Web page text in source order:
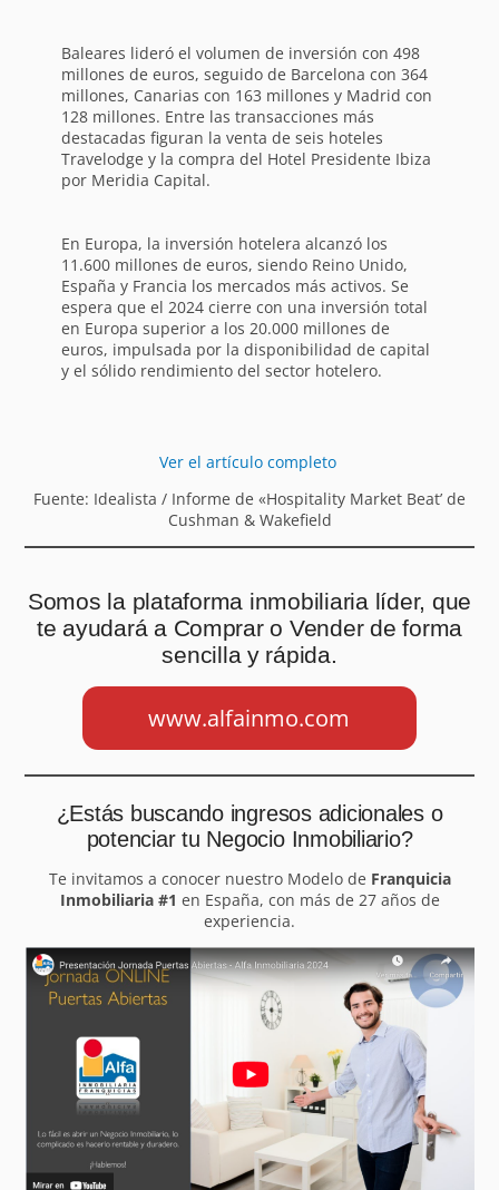
Baleares lideró el volumen de inversión con 498
millones de euros, seguido de Barcelona con 364
millones, Canarias con 163 millones y Madrid con
128 millones. Entre las transacciones más
destacadas figuran la venta de seis hoteles
Travelodge y la compra del Hotel Presidente Ibiza
por Meridia Capital.
En Europa, la inversión hotelera alcanzó los
11.600 millones de euros, siendo Reino Unido,
España y Francia los mercados más activos. Se
espera que el 2024 cierre con una inversión total
en Europa superior a los 20.000 millones de
euros, impulsada por la disponibilidad de capital
y el sólido rendimiento del sector hotelero.
Ver el artículo completo
Fuente: Idealista / Informe de «Hospitality Market Beat’ de
Cushman & Wakefield
Somos la plataforma inmobiliaria líder, que
te ayudará a Comprar o Vender de forma
sencilla y rápida.
www.alfainmo.com
¿Estás buscando ingresos adicionales o
potenciar tu Negocio Inmobiliario?
Te invitamos a conocer nuestro Modelo de Franquicia
Inmobiliaria #1 en España, con más de 27 años de
experiencia.